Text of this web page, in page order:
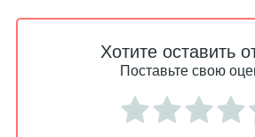
Хотите оставить
Поставьте свою